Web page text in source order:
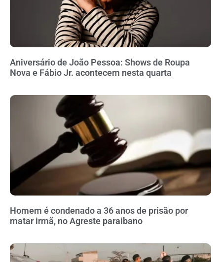
Aniversário de João Pessoa: Shows de Roupa
Nova e Fábio Jr. acontecem nesta quarta
Homem é condenado a 36 anos de prisão por
matar irmã, no Agreste paraibano